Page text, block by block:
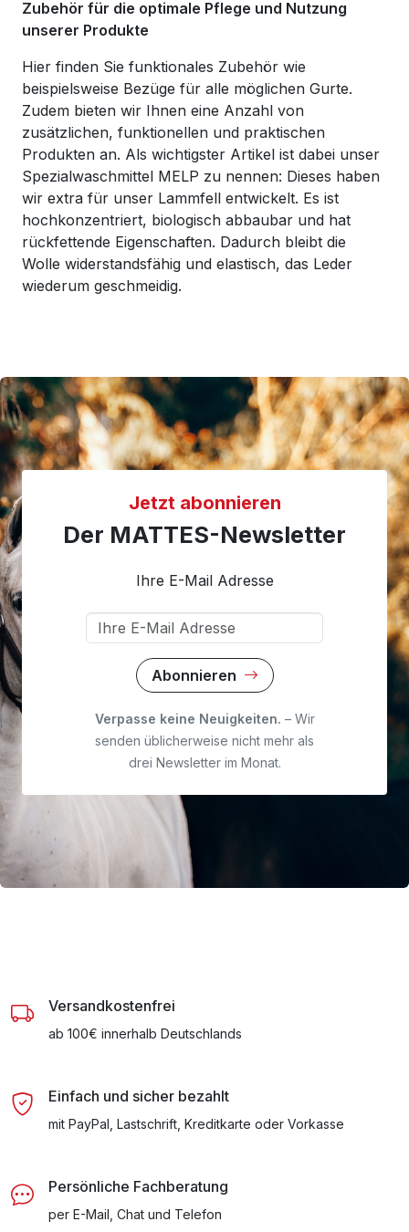
Zubehör für die optimale Pflege und Nutzung
unserer Produkte
Hier finden Sie funktionales Zubehör wie
beispielsweise Bezüge für alle möglichen Gurte.
Zudem bieten wir Ihnen eine Anzahl von
zusätzlichen, funktionellen und praktischen
Produkten an. Als wichtigster Artikel ist dabei unser
Spezialwaschmittel MELP zu nennen: Dieses haben
wir extra für unser Lammfell entwickelt. Es ist
hochkonzentriert, biologisch abbaubar und hat
rückfettende Eigenschaften. Dadurch bleibt die
Wolle widerstandsfähig und elastisch, das Leder
wiederum geschmeidig.
Jetzt abonnieren
Der MATTES-Newsletter
Ihre E-Mail Adresse
Abonnieren
Verpasse keine Neuigkeiten. – Wir
senden üblicherweise nicht mehr als
drei Newsletter im Monat.
Versandkostenfrei
ab 100€ innerhalb Deutschlands
Einfach und sicher bezahlt
mit PayPal, Lastschrift, Kreditkarte oder Vorkasse
Persönliche Fachberatung
per E-Mail, Chat und Telefon